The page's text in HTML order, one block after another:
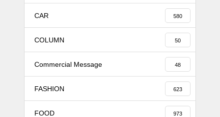
CAR 580
COLUMN 50
Commercial Message 48
FASHION 623
FOOD 973